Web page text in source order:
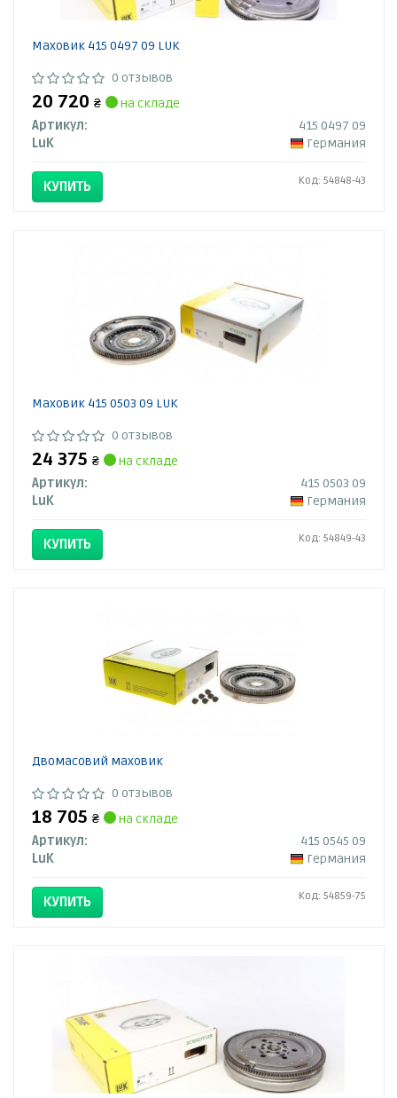
Маховик 415 0497 09 LUK
0 отзывов
20 720 ₴
на складе
Артикул:
415 0497 09
LuK
Германия
КУПИТЬ Код: 54848-43
Маховик 415 0503 09 LUK
0 отзывов
24 375 ₴
на складе
Артикул:
415 0503 09
LuK
Германия
КУПИТЬ Код: 54849-43
Двомасовий маховик
0 отзывов
18 705 ₴
на складе
Артикул:
415 0545 09
LuK
Германия
КУПИТЬ Код: 54859-75